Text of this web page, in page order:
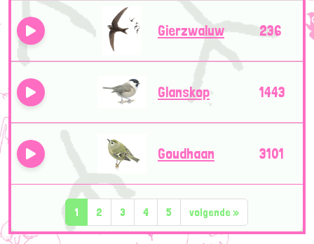
Gierzwaluw 236
Glanskop 1443
Goudhaan 3101
1 2 3 4 5 volgende»